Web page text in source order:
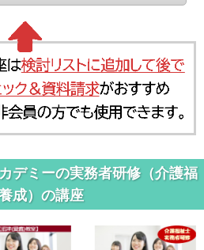
デミーの実務者研修（介護福
成）の講座